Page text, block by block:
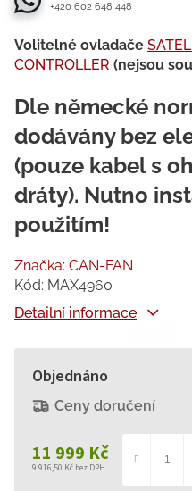
+420 602 648 448
11 999 Kč
9 916,50 Kč bez DPH
Objednáno
Ceny doručení
Volitelné ovladače
CONTROLLER (nejsou
Dle německé
dodávány bez
(pouze kabel s
dráty). Nutno
použitím!
Detailní informace
Značka: CAN-FAN
Kód: MAX4960